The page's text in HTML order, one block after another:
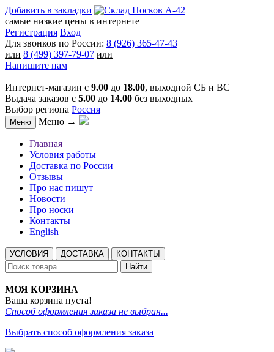
Добавить в закладки
самые низкие цены в интернете
Регистрация Вход
Для звонков по России: 8 (926) 365-47-43
или 8 (499) 397-79-07 или
Напишите нам
Интернет-магазин с 9.00 до 18.00, выходной СБ и ВС
Выдача заказов с 5.00 до 14.00 без выходных
Выбор региона Россия
Меню Меню →
Главная
Условия работы
Доставка по России
Отзывы
Про нас пишут
Новости
Про носки
Контакты
English
УСЛОВИЯ ДОСТАВКА
КОНТАКТЫ
Найти
МОЯ КОРЗИНА
Ваша корзина пуста!
Способ оформления заказа не выбран...
Выбрать способ оформления заказа